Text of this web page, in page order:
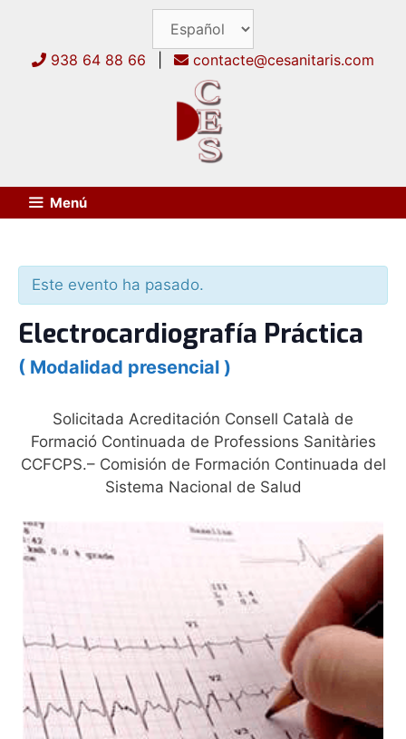
contenido938 64 88 66 contacte@cesanitaris.com
Menú
Este evento ha pasado.
Electrocardiografía Práctica
( Modalidad presencial )
Solicitada Acreditación Consell Català de
Formació Continuada de Professions Sanitàries
CCFCPS.– Comisión de Formación Continuada del
Sistema Nacional de Salud